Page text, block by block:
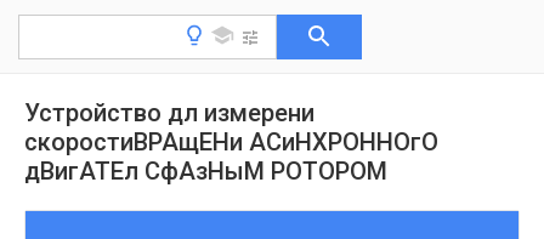
Устройство дл измерени
скоростиВРАщЕНи АСиНХРОННОгО
дВигАТЕл СфАзНыМ POTOPOM